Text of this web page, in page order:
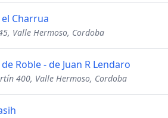
Charrua
Valle Hermoso, Cordoba
Roble - de Juan R Lendaro
400, Valle Hermoso, Cordoba